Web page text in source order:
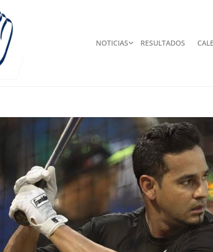
NOTICIAS RESULTADOS